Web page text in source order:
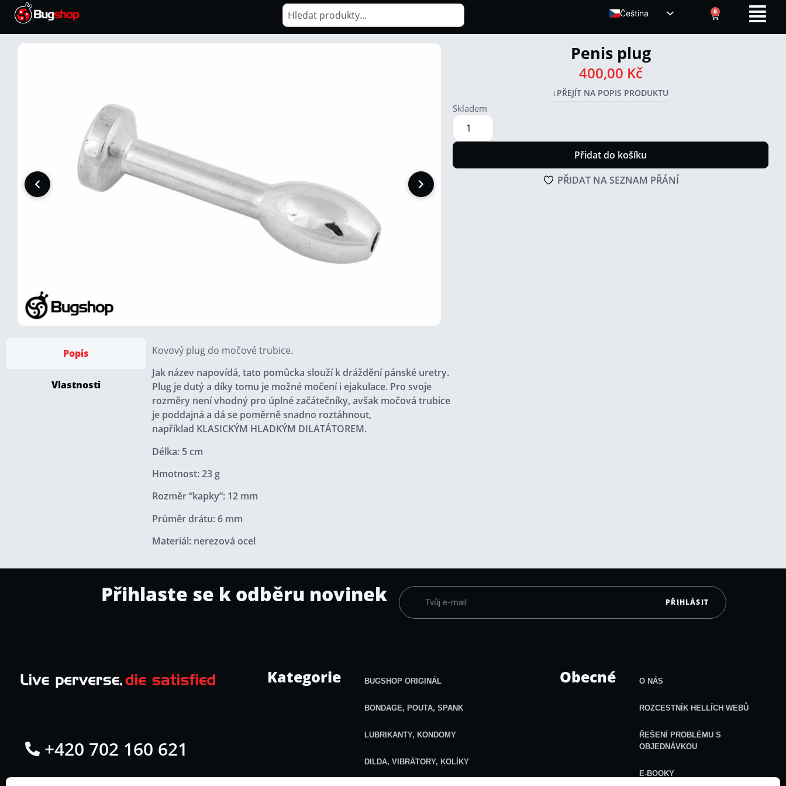
Čeština
ENGLISH (UK)
0
Penis plug
400,00 Kč
↓PŘEJÍT NA POPIS PRODUKTU
Skladem
Přidat do košíku
PŘIDAT NA SEZNAM PŘÁNÍ
Popis
Vlastnosti
Kovový plug do močové trubice.
Jak název napovídá, tato pomůcka slouží k dráždění pánské uretry.
Plug je dutý a díky tomu je možné močení i ejakulace. Pro svoje
rozměry není vhodný pro úplné začátečníky, avšak močová trubice
je poddajná a dá se poměrně snadno roztáhnout,
například KLASICKÝM HLADKÝM DILATÁTOREM.
Délka: 5 cm
Hmotnost: 23 g
Rozměr “kapky”: 12 mm
Průměr drátu: 6 mm
Materiál: nerezová ocel
Přihlaste se k odběru novinek PŘIHLÁSIT
+420 702 160 621
Kategorie BUGSHOP ORIGINÁL
BONDAGE, POUTA, SPANK
LUBRIKANTY, KONDOMY
DILDA, VIBRÁTORY, KOLÍKY
Obecné O NÁS
ROZCESTNÍK HELLÍCH WEBŮ
ŘEŠENÍ PROBLÉMU S
OBJEDNÁVKOU
E-BOOKY